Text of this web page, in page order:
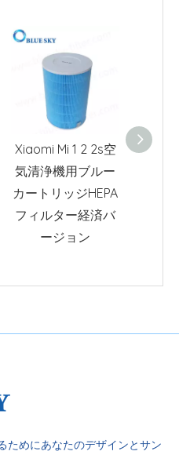
Xiaomi Mi 1 2 2s空
気清浄機用ブルー
カートリッジHEPA
フィルター経済バ
ージョン
ためにあなたのデザインとサン